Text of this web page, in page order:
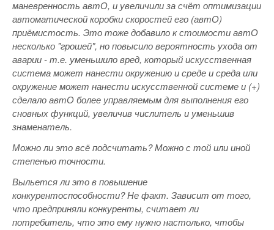
маневренность автО, и увеличили за счёт оптимизации
автоматической коробки скоростей его (автО)
приёмистость. Это тоже добавило к стоимости автО
несколько "грошей", но повысило вероятность ухода от
аварии - т.е. уменьшило вред, который искусственная
система может нанести окружению и среде и среда или
окружение может нанести искусственной системе и (+)
сделало автО более управляемым для выполнения его
сновных функций, увеличив числитель и уменьшив
знаменатель.
Можно ли это всё подсчитать? Можно с той или иной
степенью точности.
Выльется ли это в повышение
конкурентоспособности? Не факт. Зависит от того,
что предприняли конкуренты, считает ли
потребитель, что это ему нужно настолько, чтобы